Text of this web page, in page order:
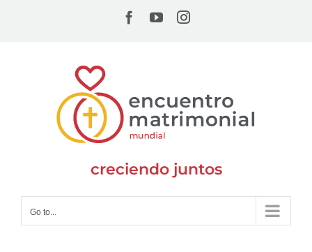
Facebook
YouTubeInstagram
creciendo juntos
Go to...